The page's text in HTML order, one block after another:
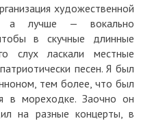
художественной
а лучше — вокально
в скучные длинные
слух ласкали местные
песен. Я был
тем более, что был
в мореходке. Заочно он
на разные концерты, в